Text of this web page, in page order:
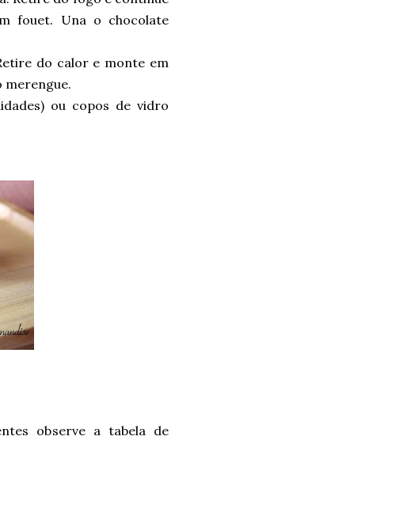
fouet. Una o chocolate
do calor e monte em
merengue.
ou copos de vidro
observe a tabela de